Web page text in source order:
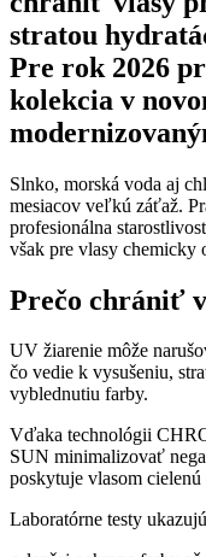
stratou
Pre rok 2026
kolekcia v
Slnko, morská voda aj
mesiacov veľkú záťaž.
profesionálna
však pre vlasy chemicky
Prečo chrániť
UV žiarenie môže
čo vedie k vysušeniu,
vyblednutiu farby.
Vďaka technológii
SUN minimalizovať
poskytuje vlasom cielenú
Laboratórne testy